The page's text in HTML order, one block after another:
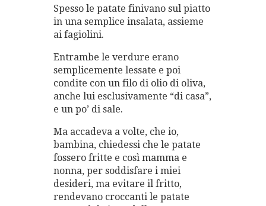
Spesso le patate finivano sul piatto
in una semplice insalata, assieme
ai fagiolini.
Entrambe le verdure erano
semplicemente lessate e poi
condite con un filo di olio di oliva,
anche lui esclusivamente “di casa”,
e un po’ di sale.
Ma accadeva a volte, che io,
bambina, chiedessi che le patate
fossero fritte e così mamma e
nonna, per soddisfare i miei
desideri, ma evitare il fritto,
rendevano croccanti le patate